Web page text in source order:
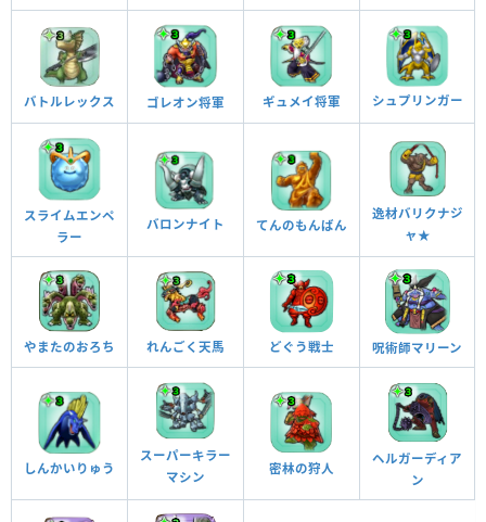
バトルレックス ゴレオン将軍 ギュメイ将軍 シュプリンガー
スライムエンペ
ラー
バロンナイト てんのもんばん
逸材バリクナジ
ャ★
やまたのおろち れんごく天馬 どぐう戦士 呪術師マリーン
しんかいりゅう
スーパーキラー
マシン
密林の狩人
ヘルガーディア
ン